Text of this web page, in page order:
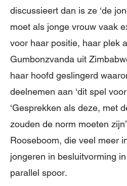
discussieert dan is ze ‘de
moet als jonge vrouw vaak
voor haar positie, haar plek
Gumbonzvanda uit
haar hoofd geslingerd
deelnemen aan ‘dit spel
‘Gesprekken als deze, met
zouden de norm moeten
Rooseboom, die veel meer
jongeren in besluitvorming
parallel spoor.